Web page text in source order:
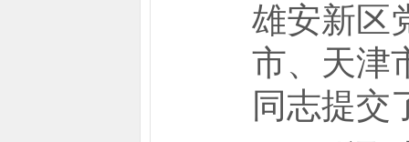
雄安新区
市、天津
同志提交